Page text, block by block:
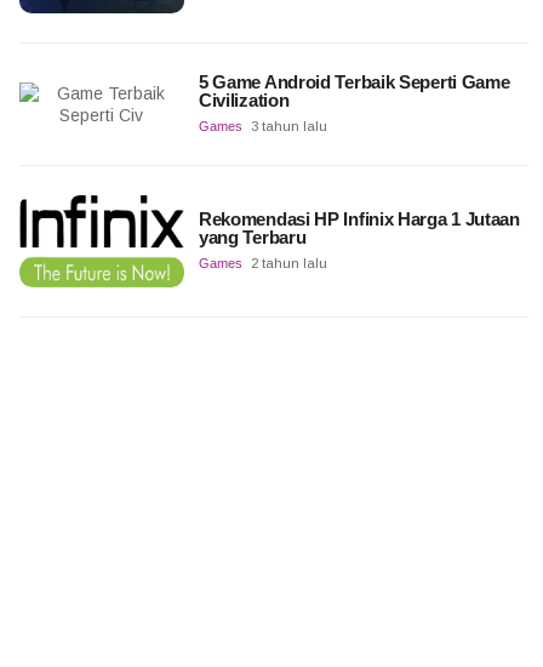
5 Game Android Terbaik Seperti Game
Civilization
Games 3 tahun lalu
Rekomendasi HP Infinix Harga 1 Jutaan
yang Terbaru
Games 2 tahun lalu